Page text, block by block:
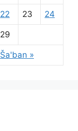
Ša'ban »
22 23 24
29